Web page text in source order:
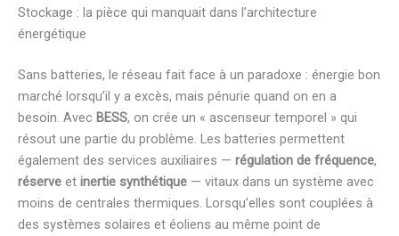
Stockage : la pièce qui manquait dans l’architecture
énergétique
Sans batteries, le réseau fait face à un paradoxe : énergie bon
marché lorsqu’il y a excès, mais pénurie quand on en a
besoin. Avec BESS, on crée un « ascenseur temporel » qui
résout une partie du problème. Les batteries permettent
également des services auxiliaires — régulation de fréquence,
réserve et inertie synthétique — vitaux dans un système avec
moins de centrales thermiques. Lorsqu’elles sont couplées à
des systèmes solaires et éoliens au même point de